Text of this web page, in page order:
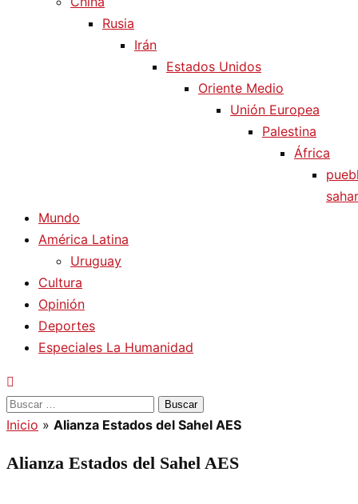
Rusia
Irán
Estados Unidos
Oriente Medio
Unión Europea
Palestina
África
Mundo
América Latina
Uruguay
Cultura
Opinión
Deportes
Especiales La Humanidad
Buscar:
Inicio » Alianza Estados del Sahel AES
Alianza Estados del Sahel AES